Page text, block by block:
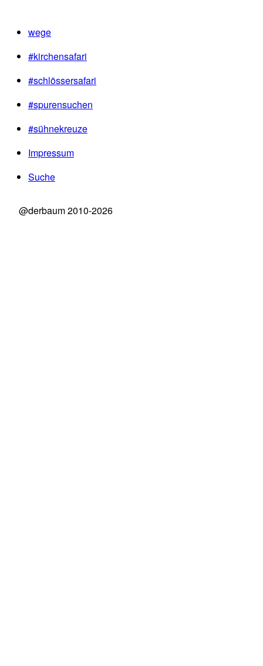
wege
#kirchensafari
#schlössersafari
#spurensuchen
#sühnekreuze
Impressum
Suche
@derbaum 2010-2026